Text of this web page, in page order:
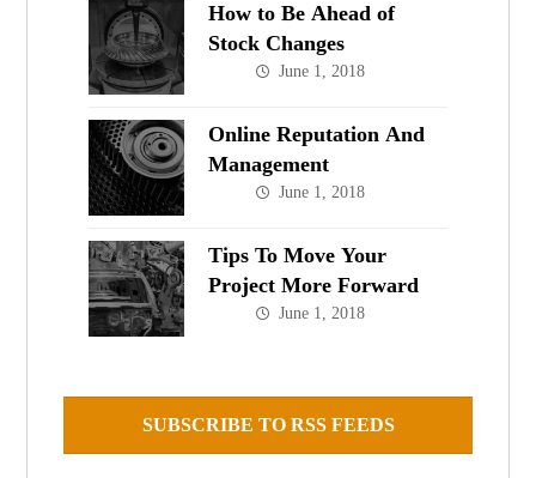
How to Be Ahead of
Stock Changes
June 1, 2018
Online Reputation And
Management
June 1, 2018
Tips To Move Your
Project More Forward
June 1, 2018
SUBSCRIBE TO RSS FEEDS